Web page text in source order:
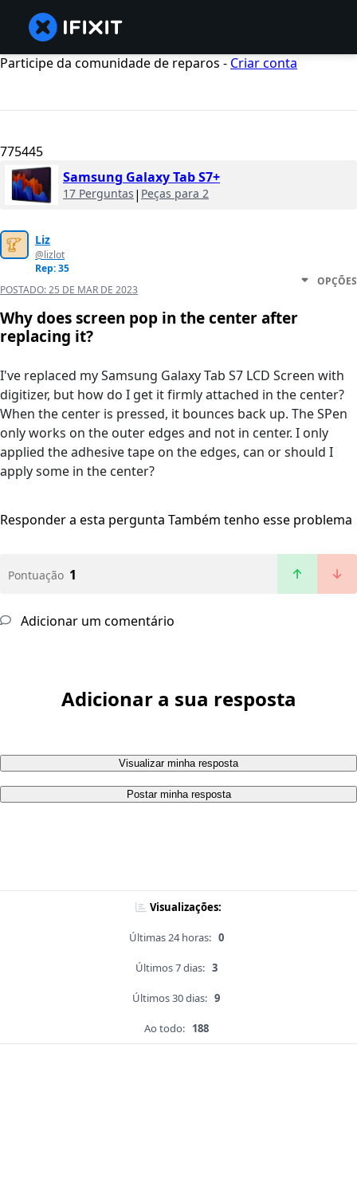
Participe da comunidade de reparos - Criar conta
775445
Samsung Galaxy Tab S7+
17 Perguntas | Peças para 2
Liz
@lizlot
Rep: 35
POSTADO:25 DE MAR DE 2023
OPÇÕES
Why does screen pop in the center after
replacing it?
I've replaced my Samsung Galaxy Tab S7 LCD Screen with
digitizer, but how do I get it firmly attached in the center?
When the center is pressed, it bounces back up. The SPen
only works on the outer edges and not in center. I only
applied the adhesive tape on the edges, can or should I
apply some in the center?
Responder a esta pergunta Também tenho esse problema
Pontuação 1
Adicionar um comentário
Adicionar a sua resposta
Visualizar minha resposta
Postar minha resposta
Visualizações:
Últimas 24 horas: 0
Últimos 7 dias: 3
Últimos 30 dias: 9
Ao todo: 188